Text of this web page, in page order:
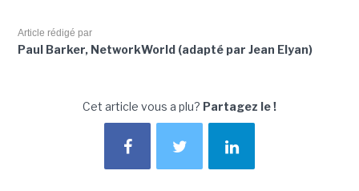
Article rédigé par
Paul Barker, NetworkWorld (adapté par Jean Elyan)
Cet article vous a plu? Partagez le !